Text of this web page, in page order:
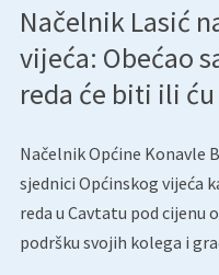
Načelnik Lasić
vijeća: Obećao
reda će biti ili
Načelnik Općine Konavle
sjednici Općinskog vijeća
reda u Cavtatu pod cijenu
podršku svojih kolega i